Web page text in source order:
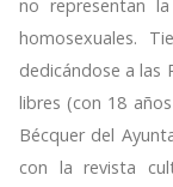
no representan
homosexuales.
dedicándose a las
libres (con 18
Bécquer del
con la revista